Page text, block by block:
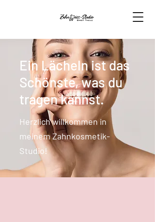
Ein Lächeln ist das
Schönste, was du
tragen kannst.
Herzlich willkommen in
meinem Zahnkosmetik-
Studio!